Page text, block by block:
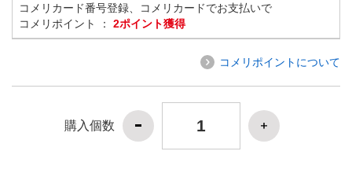
コメリカード番号登録、コメリカードでお支払いで
コメリポイント ： 2ポイント獲得
コメリポイントについて
購入個数